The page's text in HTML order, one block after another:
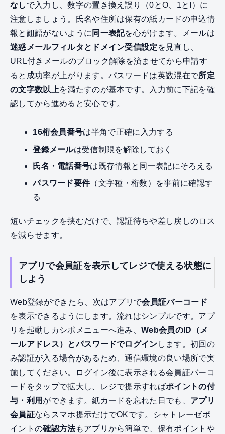
なし で入力し、数字の置き換え誤り（0とO、1とI）に
注意しましょう。氏名や住所は保有の紙カードの申込情
報と齟齬がないように 同一表記を心がけます。メールは
迷惑メールフィルタとドメイン受信設定 を見直し、
URL付きメールのブロック解除を済ませてから申請す
ると成功率が上がります。パスワードは英数混在で所定
の文字数以上を満たすのが基本です。入力前に下記を確
認してから進めると安心です。
16桁会員番号は半角で正確に入力する
登録メールは受信制限を解除しておく
氏名・電話番号は既存情報と同一表記にそろえる
パスワード要件（文字種・桁数）を事前に確認す
る
短いチェックを挟むだけで、認証待ちや差し戻しのロス
を減らせます。
アプリで会員証を表示してレジで使える状態に
しよう
Web登録ができたら、次はアプリで会員証バーコード
を表示できるようにします。流れはシンプルです。アプ
リを起動しカシポメニューへ進み、Web会員のID（メ
ールアドレス）とパスワードでログイン します。初回の
み認証が入る場合があるため、通信環境の良い場所で実
施してください。ログイン後に表示される会員証バーコ
ードをタップで拡大し、レジで提示すればポイントの付
与・利用 ができます。紙カードを忘れた日でも、 アプリ
会員証ならスマホ提示だけでOKです。シャトレーゼポ
イントの確認方法もアプリから簡単で、保有ポイントや